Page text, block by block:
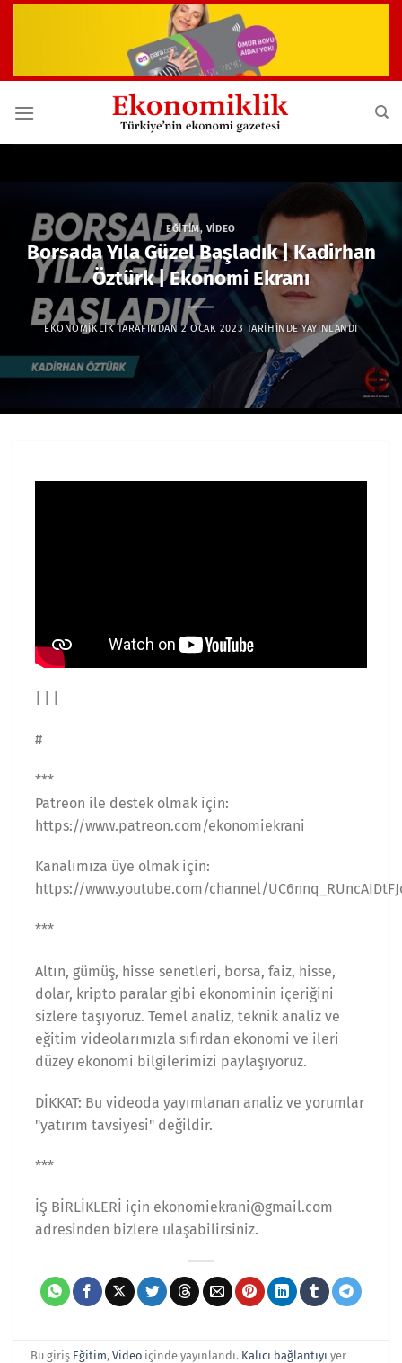
EĞITIM, VIDEO
Borsada Yıla Güzel Başladık | Kadirhan
Öztürk | Ekonomi Ekranı
EKONOMIKLIKTARAFINDAN 2 OCAK 2023 TARIHINDE YAYINLANDI
#
***
Patreon ile destek olmak için:
https://www.patreon.com/ekonomiekrani
Kanalımıza üye olmak için:
https://www.youtube.com/channel/
***
Altın, gümüş, hisse senetleri, borsa, faiz, hisse,
dolar, kripto paralar gibi ekonominin içeriğini
sizlere taşıyoruz. Temel analiz, teknik analiz ve
eğitim videolarımızla sıfırdan ekonomi ve ileri
düzey ekonomi bilgilerimizi paylaşıyoruz.
DİKKAT: Bu videoda yayımlanan analiz ve yorumlar
"yatırım tavsiyesi" değildir.
***
İŞ BİRLİKLERİ için ekonomiekrani@gmail.com
adresinden bizlere ulaşabilirsiniz.
Bu giriş Eğitim,Video içinde yayınlandı. Kalıcı bağlantıyı yer